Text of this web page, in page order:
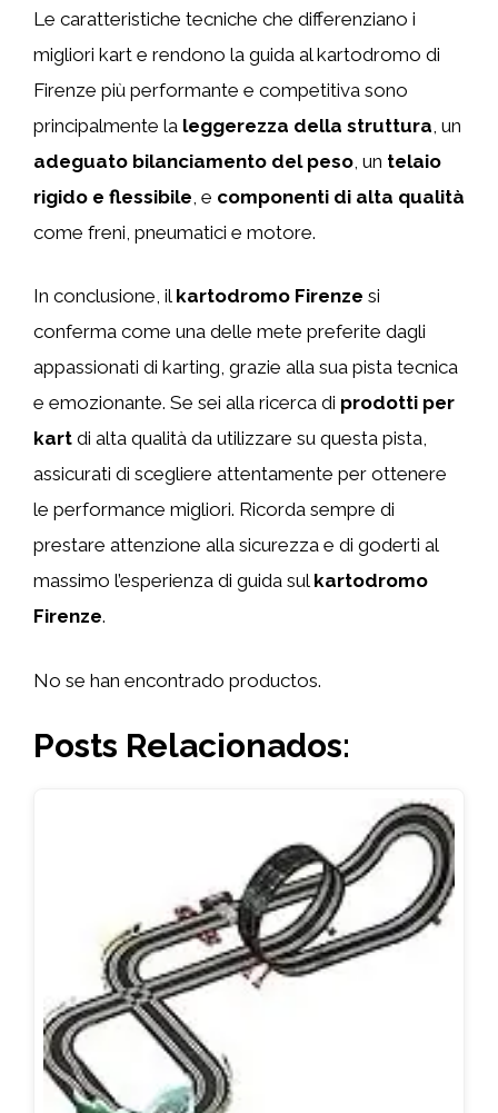
Le caratteristiche tecniche che differenziano i
migliori kart e rendono la guida al kartodromo di
Firenze più performante e competitiva sono
principalmente la leggerezza della struttura , un
adeguato bilanciamento del peso , un telaio
rigido e flessibile , e componenti di alta qualità
come freni, pneumatici e motore.
In conclusione, il kartodromo Firenze si
conferma come una delle mete preferite dagli
appassionati di karting, grazie alla sua pista tecnica
e emozionante. Se sei alla ricerca di prodotti per
kart di alta qualità da utilizzare su questa pista,
assicurati di scegliere attentamente per ottenere
le performance migliori. Ricorda sempre di
prestare attenzione alla sicurezza e di goderti al
massimo l’esperienza di guida sul kartodromo
Firenze.
No se han encontrado productos.
Posts Relacionados: